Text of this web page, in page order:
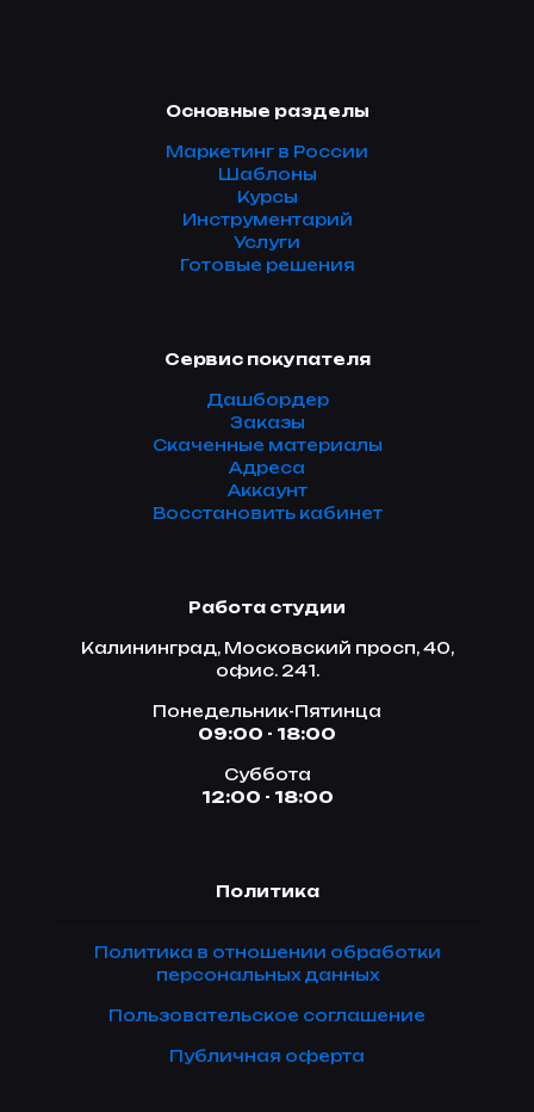
Основные разделы
Маркетинг в России
Шаблоны
Курсы
Инструментарий
Услуги
Готовые решения
Сервис покупателя
Дашбордер
Заказы
Скаченные материалы
Адреса
Аккаунт
Восстановить кабинет
Работа студии
Калининград, Московский просп, 40,
офис. 241.
Понедельник-Пятинца
09:00 - 18:00
Суббота
12:00 - 18:00
Политика
Политика в отношении обработки
персональных данных
Пользовательское соглашение
Публичная оферта